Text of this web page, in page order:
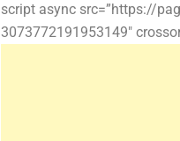
script async src=”https://
3073772191953149″